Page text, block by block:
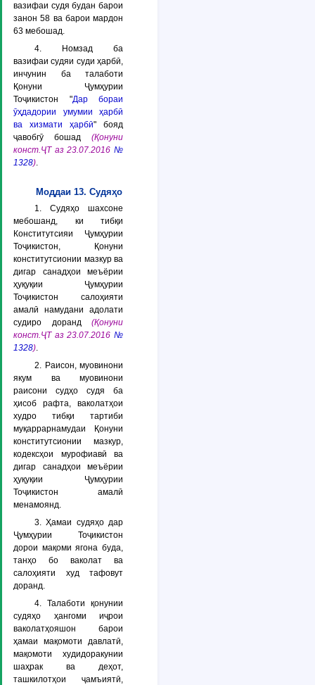
вазифаи судя будан барои
занон 58 ва барои мардон
63 мебошад.
4. Номзад ба
вазифаи судяи суди ҳарбӣ,
инчунин ба талаботи
Қонуни Ҷумҳурии
Тоҷикистон "Дар бораи
ӯҳдадории умумии ҳарбӣ
ва хизмати ҳарбӣ" бояд
ҷавобгӯ бошад (Қонуни
конст.ҶТ аз 23.07.2016 №
1328).
Моддаи 13. Судяҳо
1. Судяҳо шахсоне
мебошанд, ки тибқи
Конститутсияи Ҷумҳурии
Тоҷикистон, Қонуни
конститутсионии мазкур ва
дигар санадҳои меъёрии
ҳуқуқии Ҷумҳурии
Тоҷикистон салоҳияти
амалӣ намудани адолати
судиро доранд (Қонуни
конст.ҶТ аз 23.07.2016 №
1328).
2. Раисон, муовинони
якум ва муовинони
раисони судҳо судя ба
ҳисоб рафта, ваколатҳои
худро тибқи тартиби
муқаррарнамудаи Қонуни
конститутсионии мазкур,
кодексҳои мурофиавӣ ва
дигар санадҳои меъёрии
ҳуқуқии Ҷумҳурии
Тоҷикистон амалӣ
менамоянд.
3. Ҳамаи судяҳо дар
Ҷумҳурии Тоҷикистон
дорои мақоми ягона буда,
танҳо бо ваколат ва
салоҳияти худ тафовут
доранд.
4. Талаботи қонунии
судяҳо ҳангоми иҷрои
ваколатҳояшон барои
ҳамаи мақомоти давлатӣ,
мақомоти худидоракунии
шаҳрак ва деҳот,
ташкилотҳои ҷамъиятӣ,